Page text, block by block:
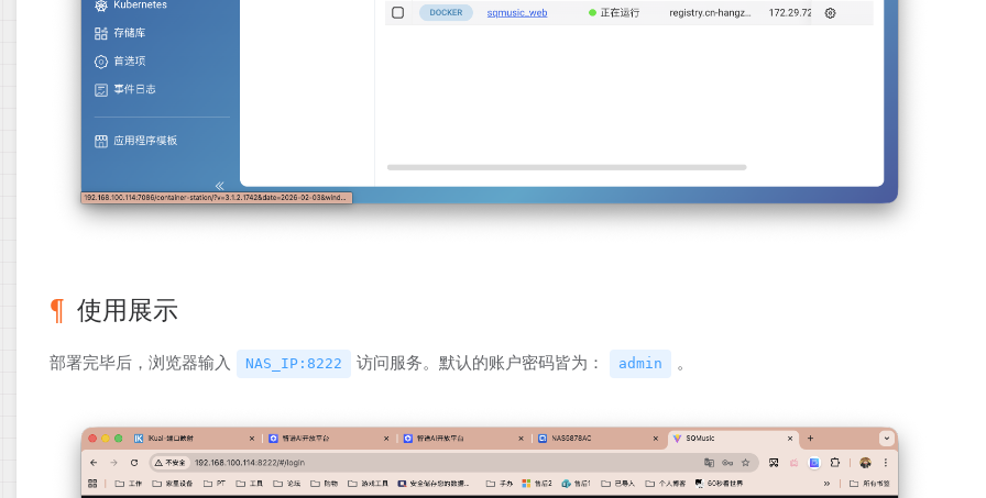
使用展示
部署完毕后，浏览器输入 NAS_IP:8222 访问服务。默认的账户密码皆为： admin 。